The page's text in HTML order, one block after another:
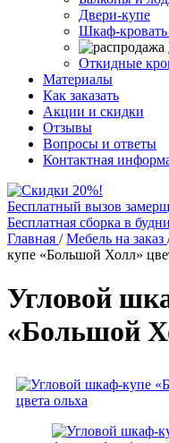
Двери-купе
Шкаф-
Откидные
Материалы
Как заказать
Акции и скидки
Отзывы
Вопросы и ответы
Контактная
Бесплатный вызов
Бесплатная сборка в будни
Главная /Мебель на заказ
купе «Большой Холл»
Угловой
«Большой